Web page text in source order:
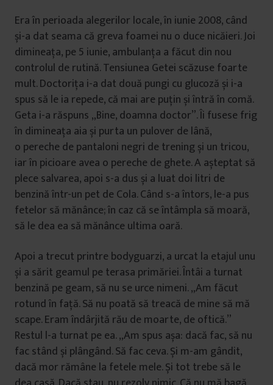
Era în perioada alegerilor locale, în iunie 2008, când
și-a dat seama că greva foamei nu o duce nicăieri. Joi
dimineața, pe 5 iunie, ambulanța a făcut din nou
controlul de rutină. Tensiunea Getei scăzuse foarte
mult. Doctorița i-a dat două pungi cu glucoză și i-a
spus să le ia repede, că mai are puțin și întră în comă.
Geta i-a răspuns „Bine, doamna doctor”. Îi fusese frig
în dimineața aia și purta un pulover de lână,
o pereche de pantaloni negri de trening și un tricou,
iar în picioare avea o pereche de ghete. A așteptat să
plece salvarea, apoi s-a dus și a luat doi litri de
benzină într-un pet de Cola. Când s-a întors, le-a pus
fetelor să mănânce; în caz că se întâmpla să moară,
să le dea ea să mănânce ultima oară.
Apoi a trecut printre bodyguarzi, a urcat la etajul unu
și a sărit geamul pe terasa primăriei. Întâi a turnat
benzină pe geam, să nu se urce nimeni. „Am făcut
rotund în față. Să nu poată să treacă de mine să mă
scape. Eram îndârjită rău de moarte, de oftică.”
Restul l-a turnat pe ea. „Am spus așa: dacă fac, să nu
fac stând și plângând. Să fac ceva. Și m-am gândit,
dacă mor rămâne la fetele mele. Și tot trebe să le